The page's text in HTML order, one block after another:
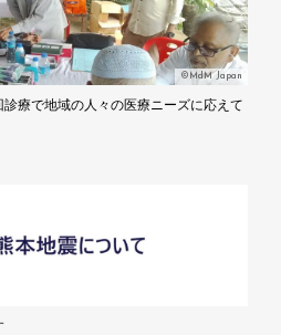
©MdM Japan
療で地域の人々の医療ニーズに応えて